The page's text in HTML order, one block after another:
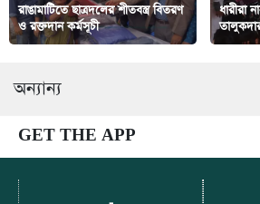
রাঙামাটিতে ছাত্রদলের শীতবস্ত্র বিতরণ
ও রক্তদান কর্মসূচী
ধারীরা
অন্যান্য
GET THE APP